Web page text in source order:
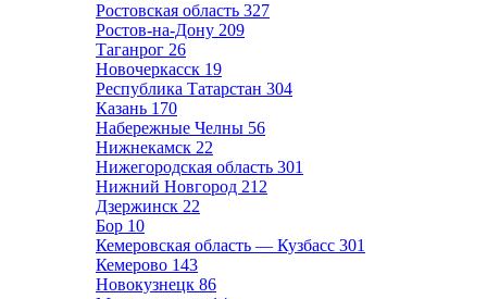
Ростовская область 327
Ростов-на-Дону 209
Таганрог 26
Новочеркасск 19
Республика Татарстан 304
Казань 170
Набережные Челны 56
Нижнекамск 22
Нижегородская область 301
Нижний Новгород 212
Дзержинск 22
Бор 10
Кемеровская область — Кузбасс 301
Кемерово 143
Новокузнецк 86